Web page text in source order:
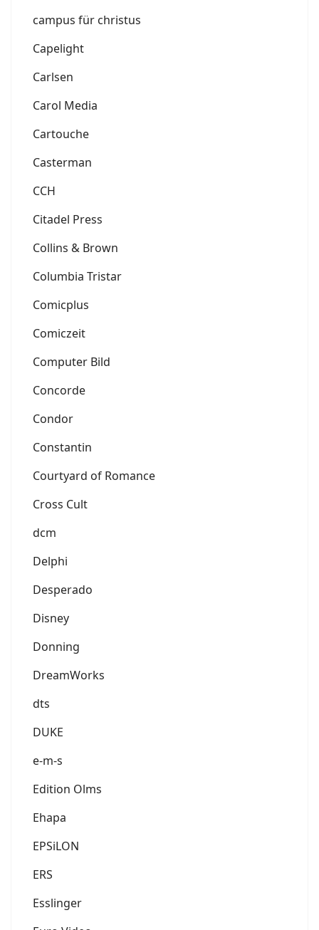
campus für christus
Capelight
Carlsen
Carol Media
Cartouche
Casterman
CCH
Citadel Press
Collins & Brown
Columbia Tristar
Comicplus
Comiczeit
Computer Bild
Concorde
Condor
Constantin
Courtyard of Romance
Cross Cult
dcm
Delphi
Desperado
Disney
Donning
DreamWorks
dts
DUKE
e-m-s
Edition Olms
Ehapa
EPSiLON
ERS
Esslinger